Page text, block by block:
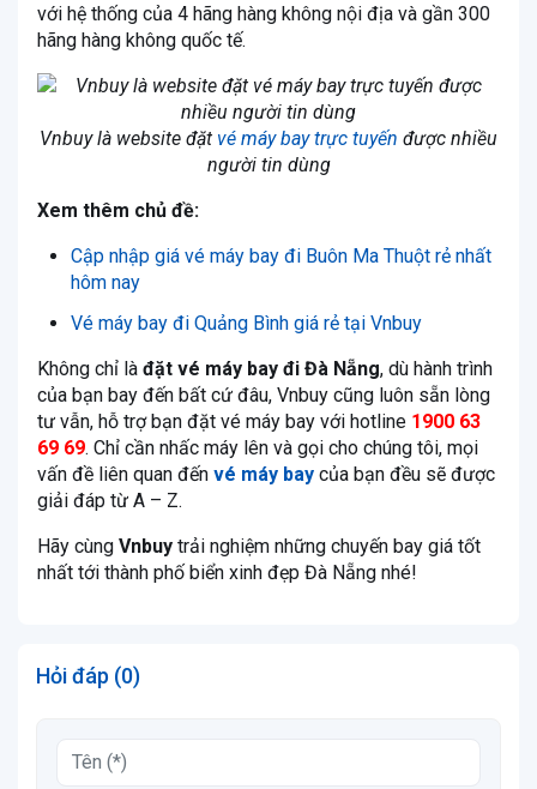
với hệ thống của 4 hãng hàng không nội địa và gần 300
hãng hàng không quốc tế.
Vnbuy là website đặt vé máy bay trực tuyến được nhiều
người tin dùng
Xem thêm chủ đề:
Cập nhập giá vé máy bay đi Buôn Ma Thuột rẻ nhất
hôm nay
Vé máy bay đi Quảng Bình giá rẻ tại Vnbuy
Không chỉ là đặt vé máy bay đi Đà Nẵng, dù hành trình
của bạn bay đến bất cứ đâu, Vnbuy cũng luôn sẵn lòng
tư vẫn, hỗ trợ bạn đặt vé máy bay với hotline 1900 63
69 69. Chỉ cần nhấc máy lên và gọi cho chúng tôi, mọi
vấn đề liên quan đến vé máy bay của bạn đều sẽ được
giải đáp từ A – Z.
Hãy cùng Vnbuy trải nghiệm những chuyến bay giá tốt
nhất tới thành phố biển xinh đẹp Đà Nẵng nhé!
Hỏi đáp (0)